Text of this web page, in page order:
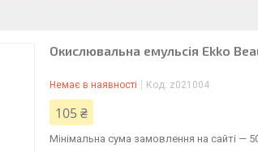
Окислювальна емульсія Ekko
Немає в наявності Код: z021004
105 ₴
Мінімальна сума замовлення на сайті —